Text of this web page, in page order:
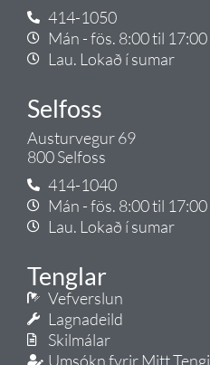
414-1050
Mán - fös. 8:00 til 17:00
Lau. Lokað í sumar
Selfoss
Austurvegur 69
800 Selfoss
414-1040
Mán - fös. 8:00 til 17:00
Lau. Lokað í sumar
Tenglar
Vefverslun
Lagnadeild
Skilmálar
Umsókn fyrir Mitt Tengi